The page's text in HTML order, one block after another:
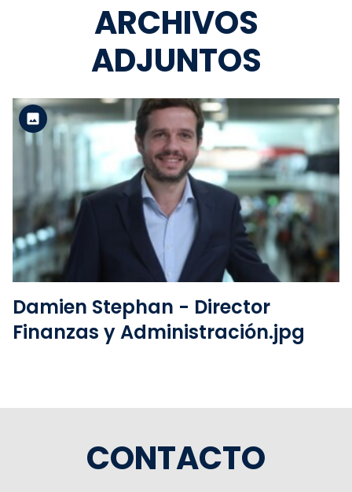
ARCHIVOS
ADJUNTOS
Ver el archivo
Versión estándar
Damien Stephan - Director
Finanzas y Administración.jpg
CONTACTO